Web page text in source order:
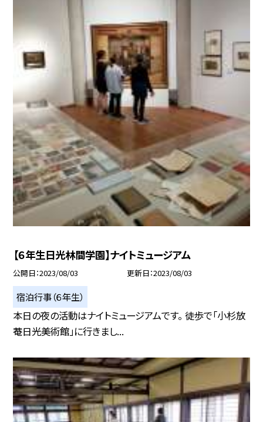
【６年生日光林間学園】ナイトミュージアム
公開日 2023/08/03 更新日 2023/08/03
宿泊行事（６年生）
本日の夜の活動はナイトミュージアムです。 徒歩で「小杉放
菴日光美術館」に行きまし...